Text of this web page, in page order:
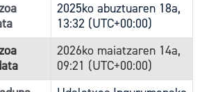
2025ko abuztuaren 18a,
13:32 (UTC+00:00)
2026ko maiatzaren 14a,
09:21 (UTC+00:00)